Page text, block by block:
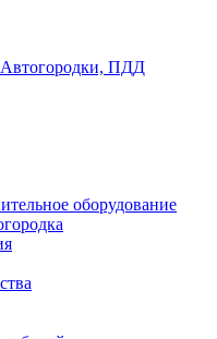
ПДД
оборудование